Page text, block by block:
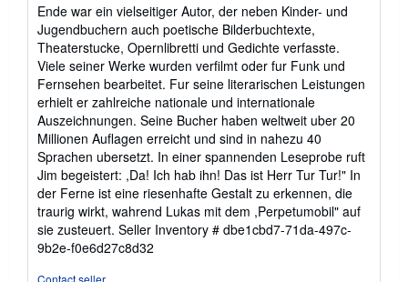
Ende war ein vielseitiger Autor, der neben Kinder- und
Jugendbuchern auch poetische Bilderbuchtexte,
Theaterstucke, Opernlibretti und Gedichte verfasste.
Viele seiner Werke wurden verfilmt oder fur Funk und
Fernsehen bearbeitet. Fur seine literarischen Leistungen
erhielt er zahlreiche nationale und internationale
Auszeichnungen. Seine Bucher haben weltweit uber 20
Millionen Auflagen erreicht und sind in nahezu 40
Sprachen ubersetzt. In einer spannenden Leseprobe ruft
Jim begeistert: ,Da! Ich hab ihn! Das ist Herr Tur Tur!" In
der Ferne ist eine riesenhafte Gestalt zu erkennen, die
traurig wirkt, wahrend Lukas mit dem ,Perpetumobil" auf
sie zusteuert. Seller Inventory # dbe1cbd7-71da-497c-
9b2e-f0e6d27c8d32